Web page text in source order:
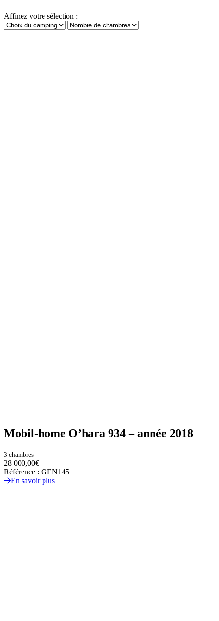
Affinez votre sélection :
Mobil-home O’hara 934 – année 2018
3 chambres
28 000,00€
Référence : GEN145
En savoir plus